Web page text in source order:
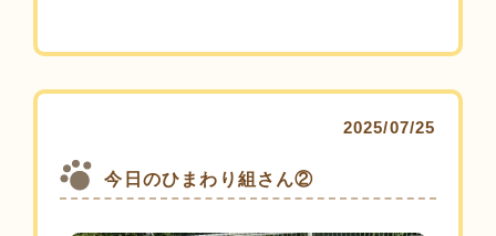
2025/07/25
今日のひまわり組さん②